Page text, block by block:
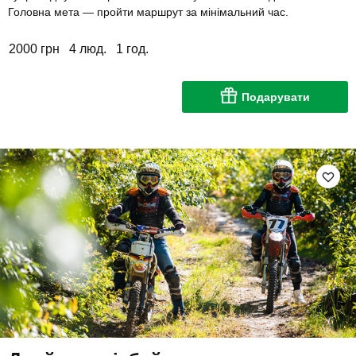
Головна мета — пройти маршрут за мінімальний час.
2000 грн 4 люд. 1 год.
Подарувати